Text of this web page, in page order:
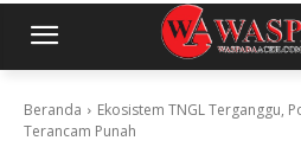
Beranda
Ekosistem TNGL Terganggu,
Terancam Punah